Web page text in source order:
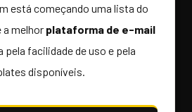
está começando uma lista do
a melhor plataforma de e-mail
pela facilidade de uso e pela
disponíveis.